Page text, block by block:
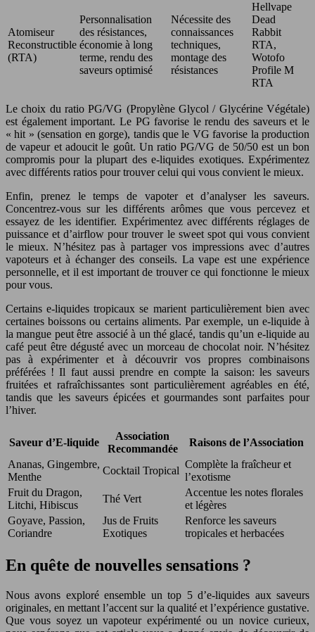
Atomiseur
Reconstructible
(RTA)
Personnalisation
des résistances,
économie à long
terme, rendu des
saveurs optimisé
Nécessite des
connaissances
techniques,
montage des
résistances
Hellvape
Dead
Rabbit
RTA,
Wotofo
Profile M
RTA
Le choix du ratio PG/VG (Propylène Glycol / Glycérine Végétale)
est également important. Le PG favorise le rendu des saveurs et le
« hit » (sensation en gorge), tandis que le VG favorise la production
de vapeur et adoucit le goût. Un ratio PG/VG de 50/50 est un bon
compromis pour la plupart des e-liquides exotiques. Expérimentez
avec différents ratios pour trouver celui qui vous convient le mieux.
Enfin, prenez le temps de vapoter et d’analyser les saveurs.
Concentrez-vous sur les différents arômes que vous percevez et
essayez de les identifier. Expérimentez avec différents réglages de
puissance et d’airflow pour trouver le sweet spot qui vous convient
le mieux. N’hésitez pas à partager vos impressions avec d’autres
vapoteurs et à échanger des conseils. La vape est une expérience
personnelle, et il est important de trouver ce qui fonctionne le mieux
pour vous.
Certains e-liquides tropicaux se marient particulièrement bien avec
certaines boissons ou certains aliments. Par exemple, un e-liquide à
la mangue peut être associé à un thé glacé, tandis qu’un e-liquide au
café peut être dégusté avec un morceau de chocolat noir. N’hésitez
pas à expérimenter et à découvrir vos propres combinaisons
préférées ! Il faut aussi prendre en compte la saison: les saveurs
fruitées et rafraîchissantes sont particulièrement agréables en été,
tandis que les saveurs épicées et gourmandes sont parfaites pour
l’hiver.
Saveur d’E-liquide
Association
Recommandée
Raisons de l’Association
Ananas, Gingembre,
Menthe
Cocktail Tropical
Complète la fraîcheur et
l’exotisme
Fruit du Dragon,
Litchi, Hibiscus
Thé Vert
Accentue les notes florales
et légères
Goyave, Passion,
Coriandre
Jus de Fruits
Exotiques
Renforce les saveurs
tropicales et herbacées
En quête de nouvelles sensations ?
Nous avons exploré ensemble un top 5 d’e-liquides aux saveurs
originales, en mettant l’accent sur la qualité et l’expérience gustative.
Que vous soyez un vapoteur expérimenté ou un novice curieux,